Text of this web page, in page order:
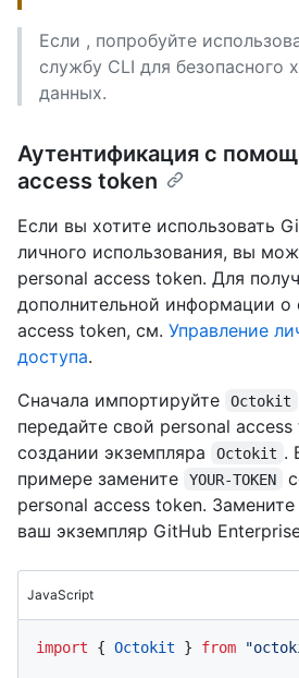
Если , попробуйте
службу CLI для безопасного
данных.
Аутентификация с
access token
Если вы хотите использовать
личного использования, вы
personal access token. Для
дополнительной информации о
access token, см. Управление
доступа.
Сначала импортируйте
Octokit
передайте свой personal
создании экземпляра
Octokit .
примере замените
YOUR-TOKEN
personal access token. Замените
ваш экземпляр GitHub
JavaScript
import { Octokit } from